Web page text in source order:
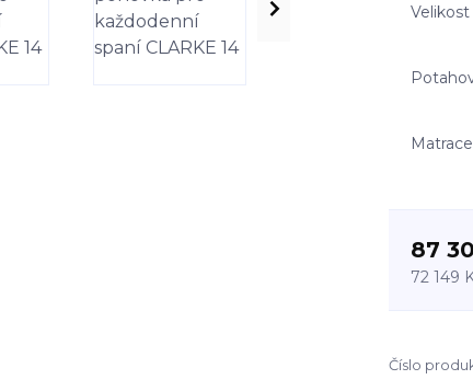
Velikost
87
72 149
Číslo